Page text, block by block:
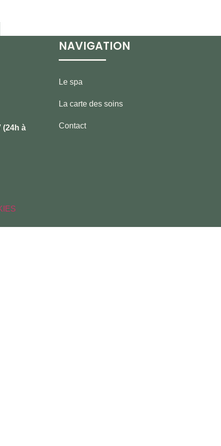
(24h à
NAVIGATION
Le spa
La carte des soins
Contact